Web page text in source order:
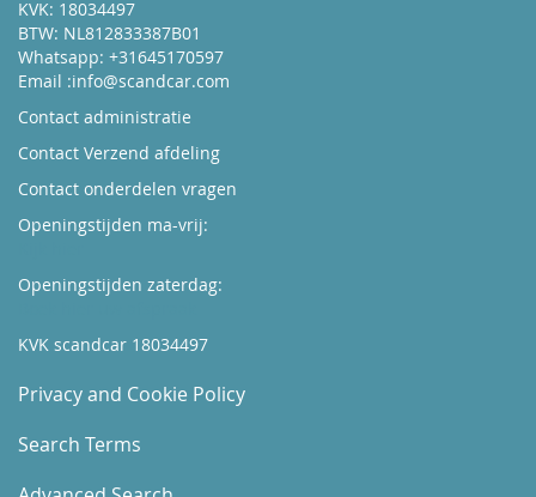
KVK: 18034497
BTW: NL812833387B01
Whatsapp: +31645170597
Email :info@scandcar.com
Contact administratie
Contact Verzend afdeling
Contact onderdelen vragen
Openingstijden ma-vrij:
Openingstijden zaterdag:
KVK scandcar 18034497
Privacy and Cookie Policy
Search Terms